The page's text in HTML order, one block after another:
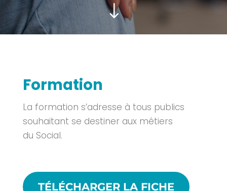
"
Formation
La formation s’adresse à tous publics
souhaitant se destiner aux métiers
du Social.
TÉLÉCHARGER LA FICHE